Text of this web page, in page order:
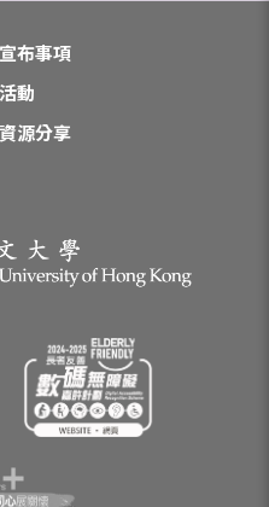
宣布事項
活動
資源分享